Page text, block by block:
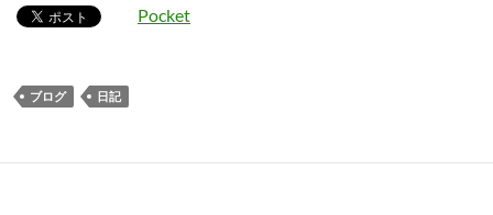
Pocket
ブログ 日記